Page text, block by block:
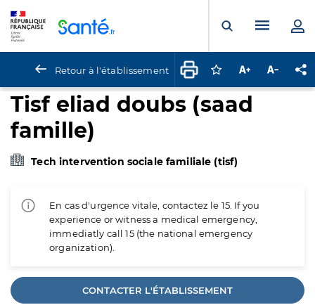
Ouvrir laMenu
Retour à l'établissement Connectez-vous
Augmenter la
Tisf eliad doubs (saad
famille)
Tech intervention sociale familiale (tisf)
En cas d'urgence vitale, contactez le 15. If you
experience or witness a medical emergency,
immediatly call 15 (the national emergency
organization).
CONTACTER L'ÉTABLISSEMENT